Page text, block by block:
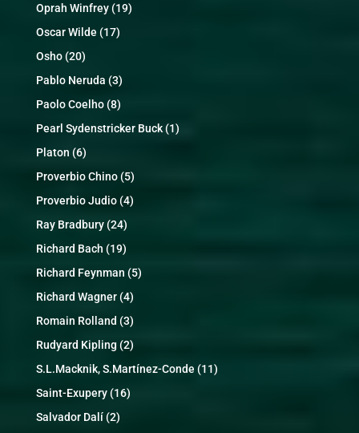
Oprah Winfrey(19)
Oscar Wilde (17)
Osho(20)
Pablo Neruda (3)
Paolo Coelho(8)
Pearl Sydenstricker Buck(1)
Platon (6)
Proverbio Chino(5)
Proverbio Judio(4)
Ray Bradbury(24)
Richard Bach (19)
Richard Feynman (5)
Richard Wagner(4)
Romain Rolland (3)
Rudyard Kipling (2)
S.L.Macknik, S.Martínez-Conde (11)
Saint-Exupery(16)
Salvador Dalí(2)